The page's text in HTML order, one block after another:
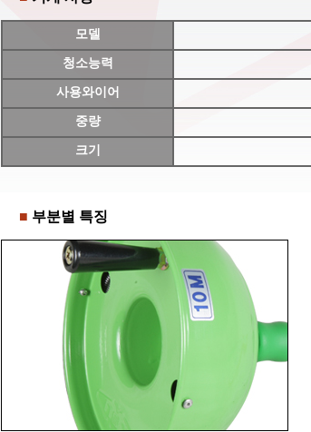
모델
청소능력
사용와이어
중량
크기
■ 부분별 특징